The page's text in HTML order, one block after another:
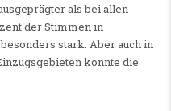
als bei allen
der Stimmen in
stark. Aber auch in
konnte die